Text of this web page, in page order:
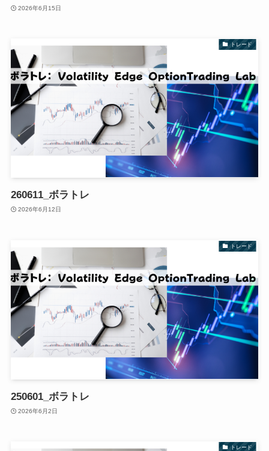
2026年6月15日
トレード
260611_ボラトレ
2026年6月12日
トレード
250601_ボラトレ
2026年6月2日
トレード